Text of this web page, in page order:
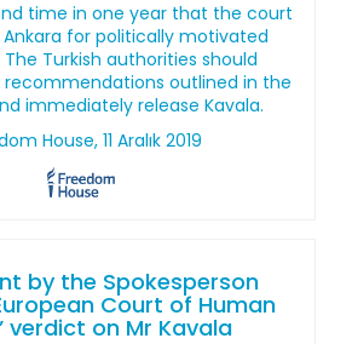
time in one year that the court
for politically motivated
Turkish authorities should
outlined in the
immediately release Kavala.
House, 11 Aralık 2019
by the Spokesperson
Court of Human
verdict on Mr Kavala